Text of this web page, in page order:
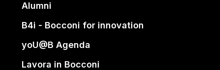
Alumni
B4i - Bocconi for innovation
yoU@B Agenda
Lavora in Bocconi